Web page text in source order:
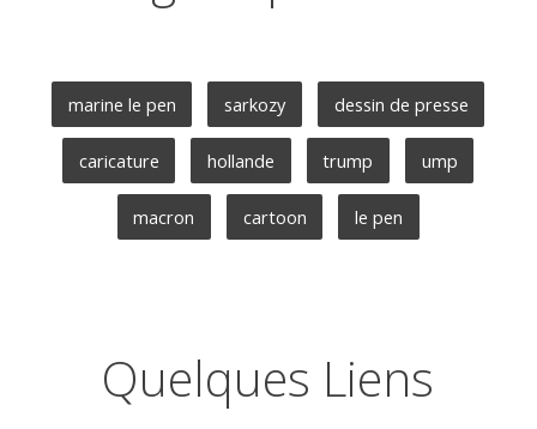
marine le pen sarkozy dessin de presse
caricature hollande trump ump
macron cartoon le pen
Quelques Liens